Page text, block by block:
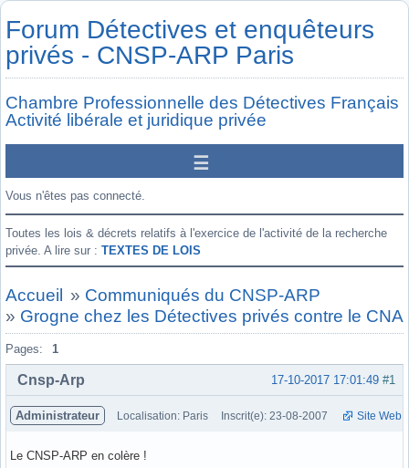
Forum Détectives et enquêteurs
privés - CNSP-ARP Paris
Chambre Professionnelle des Détectives Français
Activité libérale et juridique privée
Vous n'êtes pas connecté.
Toutes les lois & décrets relatifs à l'exercice de l'activité de la recherche
privée. A lire sur : TEXTES DE LOIS
Accueil » Communiqués du CNSP-ARP
» Grogne chez les Détectives privés contre le
Pages: 1
#1
17-10-2017 17:01:49
Cnsp-Arp
Administrateur Localisation: Paris Inscrit(e): 23-08-2007 Site Web
Le CNSP-ARP en colère !